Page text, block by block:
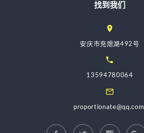
找到我们
安庆市充熄湖492号
13594780064
proportionate@qq.com